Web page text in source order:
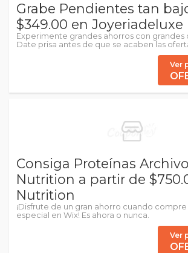
Grabe Pendientes tan
$349.00 en Joyeriadeluxe
Experimente grandes ahorros con grandes
Date prisa antes de que se acaben las
Ver
Consiga Proteínas
Nutrition a partir de
Nutrition
¡Disfrute de un gran ahorro cuando
especial en Wix! Es ahora o nunca.
Ver